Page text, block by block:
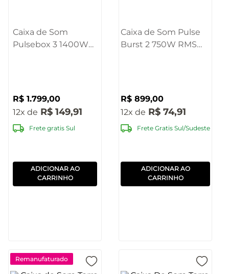
Caixa de Som
Pulsebox 3 1400W
R$ 1.799,00
12
R$ 149,91
Frete gratis Sul
ADICIONAR AO
CARRINHO
Caixa de Som Pulse
Burst 2 750W RMS
R$ 899,00
12
R$ 74,91
Frete Gratis Sul/Sudeste
ADICIONAR AO
CARRINHO
Remanufaturado